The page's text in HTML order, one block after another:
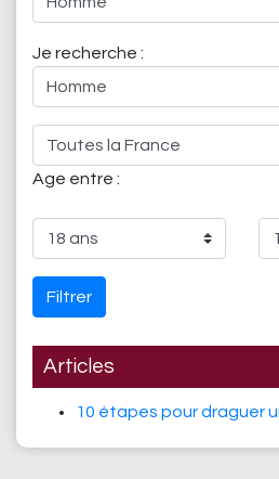
Je recherche :
Age entre :
Filtrer
Articles
10 étapes pour draguer